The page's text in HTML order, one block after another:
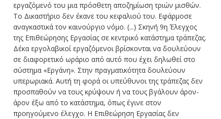
εργαζόμενό του μια πρόσθετη αποζημίωση τριών μισθών.
Το Δικαστήριο δεν έκανε του κεφαλιού του. Εφάρμοσε
αναγκαστικά τον καινούργιο νόμο. (...) Σκηνή 9η Έλεγχος
της Επιθεώρησης Εργασίας σε κεντρικό κατάστημα τράπεζας.
Δέκα εργολαβικοί εργαζόμενοι βρίσκονται να δουλεύουν
σε διαφορετικό ωράριο από αυτό που έχει δηλωθεί στο
σύστημα «Εργάνη». Στην πραγματικότητα δουλεύουν
υπερωριακά. Αυτή τη φορά οι υπεύθυνοι της τράπεζας δεν
προσπαθούν να τους κρύψουν ή να τους βγάλουν άρον-
άρον έξω από το κατάστημα, όπως έγινε στον
προηγούμενο έλεγχο. Η Επιθεώρηση Εργασίας δεν